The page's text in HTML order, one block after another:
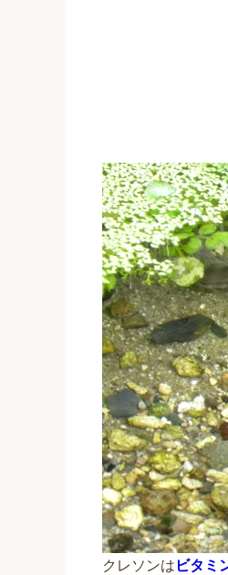
クレソンは ビタミ